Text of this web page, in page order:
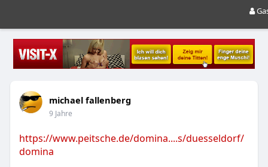
michael fallenberg
9 Jahre
https://www.peitsche.de/domina....s/duesseldorf/
domina